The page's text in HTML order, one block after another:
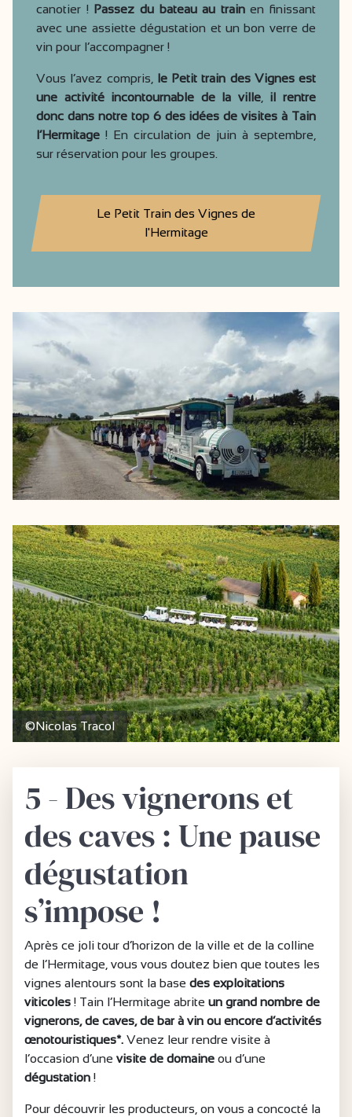
canotier ! Passez du bateau au trainen finissant
avec une assiette dégustation et un bon verre de
vin pour l’accompagner !
Vous l’avez compris,
le Petit train des Vignes est
une activité incontournable de la ville, il rentre
donc dans notre top 6 des idées de visites à Tain
l’Hermitage ! En circulation de juin à septembre,
sur réservation pour les groupes.
Le Petit Train des Vignes de
l'Hermitage
©Nicolas Tracol
5 - Des vignerons et
des caves : Une pause
dégustation
s’impose !
Après ce joli tour d’horizon de la ville et de la colline
de l’Hermitage, vous vous doutez bien que toutes les
vignes alentours sont la base des exploitations
viticoles ! Tain l’Hermitage abrite un grand nombre de
vignerons, de caves, de bar à vin ou encore d’activités
œnotouristiques*. Venez leur rendre visite à
l’occasion d’une visite de domaine ou d’une
dégustation !
Pour découvrir les producteurs, on vous a concocté la